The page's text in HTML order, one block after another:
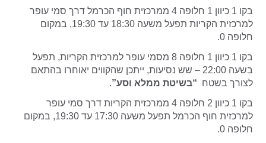
בקו 1 כיוון 1 חלופה 4 ממרכזית חוף הכרמל דרך סמי עופר
למרכזית הקריות תפעל משעה 18:30 עד 19:30, במקום
חלופה 0.
בקו 1 כיוון 1 חלופה 8 מסמי עופר למרכזית הקריות, תפעל
בשעה 22:00 – שש נסיעות, ייתכן שהקווים יאוחרו בהתאם
לצורך בשטח “בשיטת ממלא וסע”.
בקו 1 כיוון 2 חלופה 4 ממרכזית הקריות דרך סמי עופר
למרכזית חוף הכרמל תפעל משעה 17:30 עד 19:30, במקום
חלופה 0.